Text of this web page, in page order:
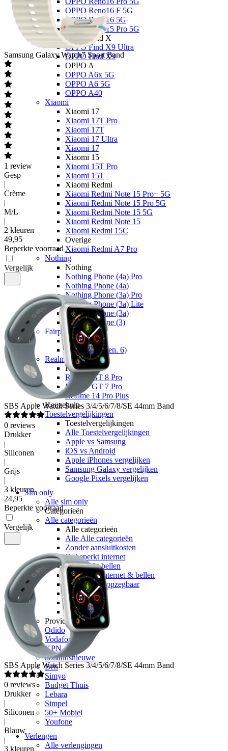
OPPO Reno16 F 5G
OPPO Reno16 5G
OPPO Reno15 Pro 5G
OPPO Find X
OPPO Find X9 Ultra
OPPO Find X9
OPPO A
OPPO A6x 5G
OPPO A6 5G
OPPO A40
Xiaomi
Xiaomi 17
Xiaomi 17T Pro
Xiaomi 17T
Xiaomi 17 Ultra
Xiaomi 17
Xiaomi 15
Xiaomi 15T Pro
Xiaomi 15T
Xiaomi Redmi
Xiaomi Redmi Note 15 Pro+ 5G
Xiaomi Redmi Note 15 Pro 5G
Xiaomi Redmi Note 15 5G
Xiaomi Redmi Note 15
Xiaomi Redmi 15C
Overige
Xiaomi Redmi A7 Pro
Nothing
Nothing
Nothing Phone (4a) Pro
Nothing Phone (4a)
Nothing Phone (3a) Pro
Nothing Phone (3a) Lite
Nothing Phone (3a)
Nothing Phone (3)
Fairphone
Fairphone
Fairphone (Gen. 6)
Realme
Realme
Realme GT 8 Pro
Realme GT 7 Pro
Realme 14 Pro Plus
Keuzehulp
Toestelvergelijkingen
Toestelvergelijkingen
Alle Toestelvergelijkingen
Apple vs Samsung
iOS vs Android
Apple iPhones vergelijken
Samsung Galaxy vergelijken
Google Pixels vergelijken
Sim only
Alle sim only
Categorieën
Alle categorieën
Alle categorieën
Alle Alle categorieën
Zonder aansluitkosten
Onbeperkt internet
Onbeperkt bellen
Onbeperkt internet & bellen
Maandelijks opzegbaar
Data only
5G
Alleen bellen
Providers
Odido
Vodafone
KPN
hollandsnieuwe
Ben
Simyo
Budget Thuis
Lebara
Simpel
50+ Mobiel
Youfone
Verlengen
Alle verlengingen
Samsung Galaxy Watch7 Sport Band
1 review
Gesp
|
Crème
|
M/L
|
2 kleuren
49,95
Beperkte voorraad
Vergelijk
SBS Apple Watch Series 3/4/5/6/7/8/SE 44mm Band
0 reviews
Drukker
|
Siliconen
|
Grijs
|
3 kleuren
24,95
Beperkte voorraad
Vergelijk
SBS Apple Watch Series 3/4/5/6/7/8/SE 44mm Band
0 reviews
Drukker
|
Siliconen
|
Blauw
|
3 kleuren